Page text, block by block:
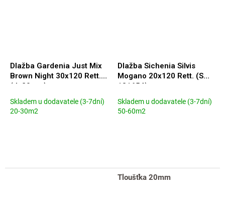
Dlažba Gardenia Just Mix
Brown Night 30x120 Rett.
(tl. 20mm)
Skladem u dodavatele (3-7dní)
20-30m2
Dlažba Sichenia Silvis
Mogano 20x120 Rett. (S
181654)
Skladem u dodavatele (3-7dní)
50-60m2
Tloušťka 20mm